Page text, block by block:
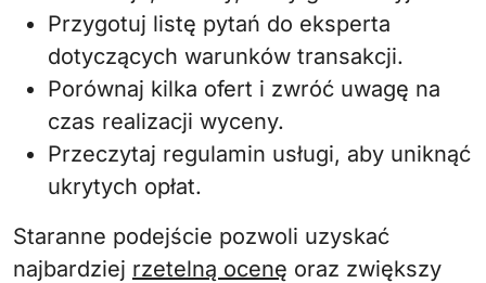
Przygotuj listę pytań do eksperta
dotyczących warunków transakcji.
Porównaj kilka ofert i zwróć uwagę na
czas realizacji wyceny.
Przeczytaj regulamin usługi, aby uniknąć
ukrytych opłat.
Staranne podejście pozwoli uzyskać
najbardziej rzetelną ocenę oraz zwiększy